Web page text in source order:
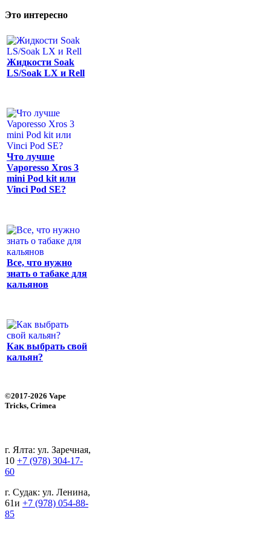
Это интересно
Жидкости Soak
LS/Soak LX и Rell
Что лучше
Vaporesso Xros 3
mini Pod kit или
Vinci Pod SE?
Все, что нужно
знать о табаке для
кальянов
Как выбрать свой
кальян?
©2017-2026 Vape
Tricks, Crimea
г. Ялта: ул. Заречная,
10 +7 (978) 304-17-
60
г. Судак: ул. Ленина,
61и +7 (978) 054-88-
85